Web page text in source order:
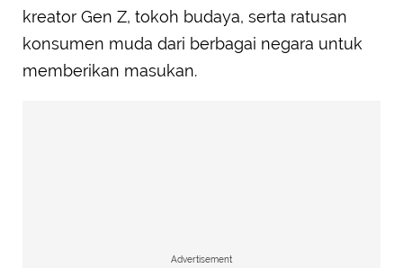
kreator Gen Z, tokoh budaya, serta ratusan
konsumen muda dari berbagai negara untuk
memberikan masukan.
Advertisement